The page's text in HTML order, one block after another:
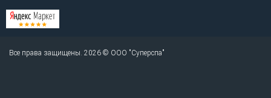
Все права защищены. 2026 © ООО "Суперспа"